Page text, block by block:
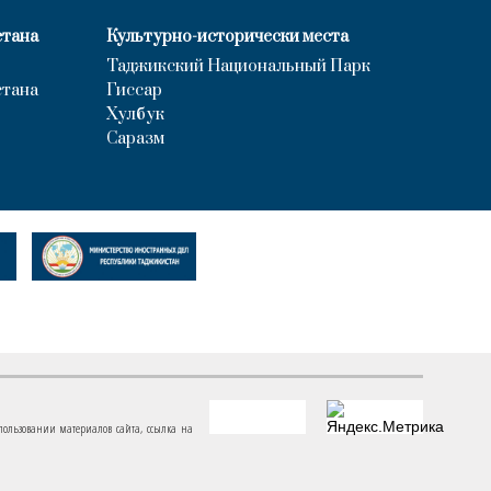
Культурно-исторически места
Таджикский Национальный Парк
Гиссар
Хулбук
Саразм
материалов сайта, ссылка на